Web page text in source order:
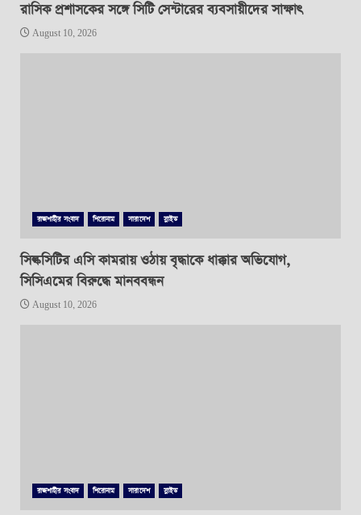
রাসিক প্রশাসকের সঙ্গে সিটি সেন্টারের ব্যবসায়ীদের সাক্ষাৎ
August 10, 2026
রাজশাহীর সংবাদ শিরোনাম সারাদেশ স্লাইড
সিল্কসিটির এসি কামরায় ওঠায় বৃদ্ধাকে ধাক্কার অভিযোগ,
সিসিএমের বিরুদ্ধে মানববন্ধন
August 10, 2026
রাজশাহীর সংবাদ শিরোনাম সারাদেশ স্লাইড